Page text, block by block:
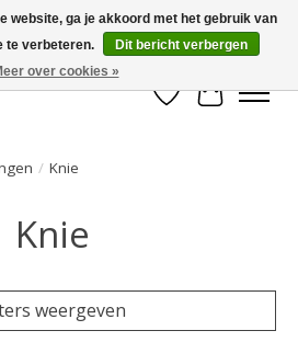
fast shipping!
Verlanglijst
/ Knie
Knie
weergeven
website, ga je akkoord met het gebruik van
te verbeteren.
Dit bericht verbergen
over cookies »